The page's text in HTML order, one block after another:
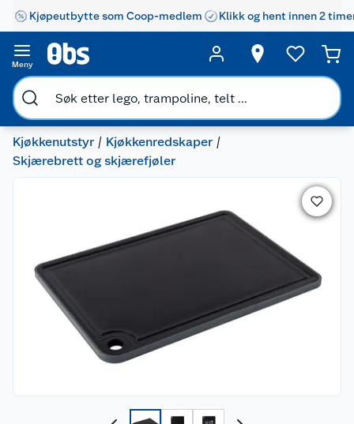
Kjøpeutbytte som Coop-medlem Klikk og hent innen 2
Meny
Kjøkkenutstyr
Kjøkkenredskaper
Skjærebrett og skjærefjøler